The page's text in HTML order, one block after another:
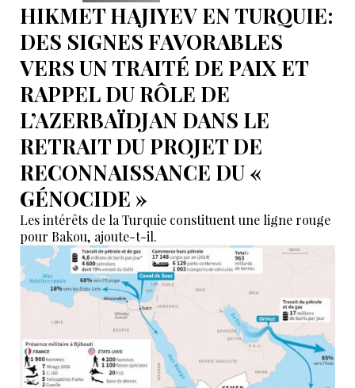
HIKMET HAJIYEV EN TURQUIE:
DES SIGNES FAVORABLES
VERS UN TRAITÉ DE PAIX ET
RAPPEL DU RÔLE DE
L’AZERBAÏDJAN DANS LE
RETRAIT DU PROJET DE
RECONNAISSANCE DU «
GÉNOCIDE »
Les intérêts de la Turquie constituent une ligne rouge
pour Bakou, ajoute-t-il.